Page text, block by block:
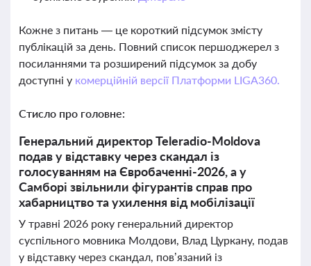
Кожне з питань — це короткий підсумок змісту
публікацій за день. Повний список першоджерел з
посиланнями та розширений підсумок за добу
доступні у комерційній версії Платформи LIGA360.
Стисло про головне:
Генеральний директор Teleradio-Moldova
подав у відставку через скандал із
голосуванням на Євробаченні-2026, а у
Самборі звільнили фігурантів справ про
хабарництво та ухилення від мобілізації
У травні 2026 року генеральний директор
суспільного мовника Молдови, Влад Цуркану, подав
у відставку через скандал, пов’язаний із